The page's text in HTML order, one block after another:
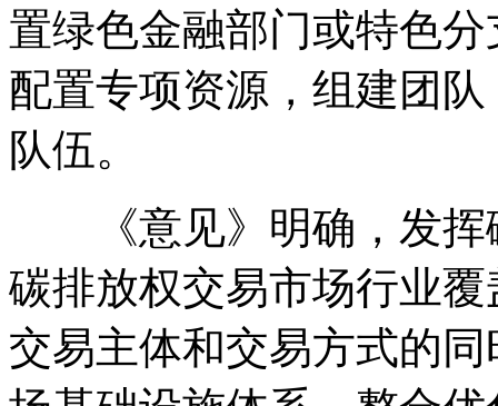
置绿色金融部门或特色
配置专项资源，组建团
队伍。
《意见》明确，发挥
碳排放权交易市场行业
交易主体和交易方式的